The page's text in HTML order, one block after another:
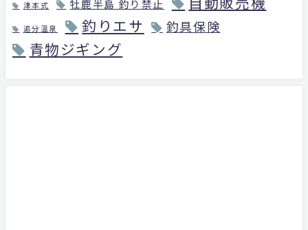
津本式 牡鹿半島 釣り禁止
追分温泉 釣りエサ 釣具保険
青物ジギング